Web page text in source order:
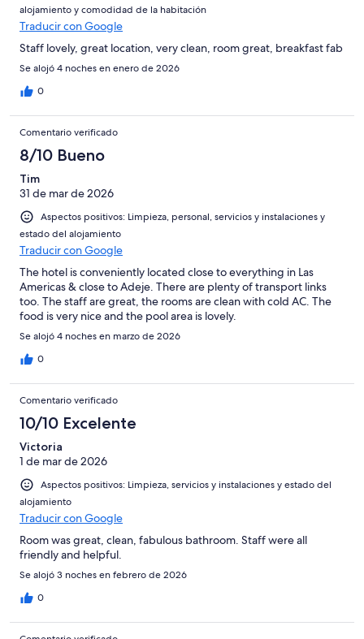
alojamiento y comodidad de la habitación
Traducir con Google
Staff lovely, great location, very clean, room great, breakfast fab
Se alojó 4 noches en enero de 2026
0
Comentario verificado
8/10 Bueno
Tim
31 de mar de 2026
Aspectos positivos: Limpieza, personal, servicios y instalaciones y
estado del alojamiento
Traducir con Google
The hotel is conveniently located close to everything in Las
Americas & close to Adeje. There are plenty of transport links
too. The staff are great, the rooms are clean with cold AC. The
food is very nice and the pool area is lovely.
Se alojó 4 noches en marzo de 2026
0
Comentario verificado
10/10 Excelente
Victoria
1 de mar de 2026
Aspectos positivos: Limpieza, servicios y instalaciones y estado del
alojamiento
Traducir con Google
Room was great, clean, fabulous bathroom. Staff were all
friendly and helpful.
Se alojó 3 noches en febrero de 2026
0